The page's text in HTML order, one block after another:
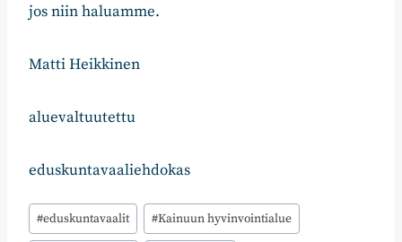
jos niin haluamme.
Matti Heikkinen
aluevaltuutettu
eduskuntavaaliehdokas
Avainsanat:
#eduskuntavaalit #Kainuun hyvinvointialue